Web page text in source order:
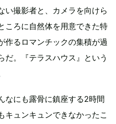
い撮影者と、カメラを向けら
ころに自然体を用意できた特
作るロマンチックの集積が過
だ。『テラスハウス』という
なにも露骨に鎮座する2時間
キュンキュンできなかったこ